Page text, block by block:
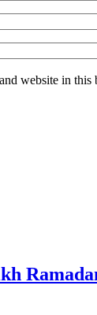
website in